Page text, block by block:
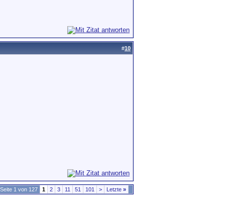
#10
Seite 1 von 127 1 2 3 11 51 101 > Letzte »